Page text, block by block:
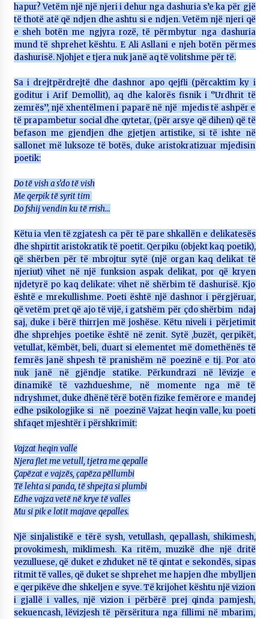
hapur? Vetëm një një njeri i dehur nga dashuria s’e ka për gjë
të thotë atë që ndjen dhe ashtu si e ndjen. Vetëm një njeri që
e sheh botën me ngjyra rozë, të përmbytur nga dashuria
mund të shprehet kështu. E Ali Asllani e njeh botën përmes
dashurisë. Njohjet e tjera nuk janë aq të volitshme për të.
Sa i drejtpërdrejtë dhe dashnor apo qejfli (përcaktim ky i
goditur i Arif Demollit), aq dhe kalorës fisnik i ‘’Urdhrit të
zemrës’’, një xhentëlmen i paparë në një mjedis të ashpër e
të prapambetur social dhe qytetar, (për arsye që dihen) që të
befason me gjendjen dhe gjetjen artistike, si të ishte në
sallonet më luksoze të botës, duke aristokratizuar mjedisin
poetik:
Do të vish a s’do të vish
Me qerpik të syrit tim
Do fshij vendin ku të rrish…
Këtu ia vlen të zgjatesh ca për të pare shkallën e delikatesës
dhe shpirtit aristokratik të poetit. Qerpiku (objekt kaq poetik),
që shërben për të mbrojtur sytë (një organ kaq delikat të
njeriut) vihet në një funksion aspak delikat, por që kryen
njdetyrë po kaq delikate: vihet në shërbim të dashurisë. Kjo
është e mrekullishme. Poeti është një dashnor i përgjëruar,
që vetëm pret që ajo të vijë, i gatshëm për çdo shërbim ndaj
saj, duke i bërë thirrjen më joshëse. Këtu niveli i përjetimit
dhe shprehjes poetike është në zenit. Sytë ,buzët, qerpikët,
vetullat, këmbët, beli, duart si elementet më domethënës të
femrës janë shpesh të pranishëm në poezinë e tij. Por ato
nuk janë në gjëndje statike. Përkundrazi në lëvizje e
dinamikë të vazhdueshme, në momente nga më të
ndryshmet, duke dhënë tërë botën fizike femërore e mandej
edhe psikologjike si në poezinë Vajzat heqin valle, ku poeti
shfaqet mjeshtër i përshkrimit:
Vajzat heqin valle
Njera flet me vetull, tjetra me qepalle
Çapëzat e vajzës, çapëza pëllumbi
Të lehta si panda, të shpejta si plumbi
Edhe vajza vetë në krye të valles
Mu si pik e lotit majave qepalles.
Një sinjalistikë e tërë sysh, vetullash, qepallash, shikimesh,
provokimesh, miklimesh. Ka ritëm, muzikë dhe një dritë
vezulluese, që duket e zhduket në të qintat e sekondës, sipas
ritmit të valles, që duket se shprehet me hapjen dhe mbylljen
e qerpikëve dhe shkeljen e syve. Të krijohet kështu një vizion
i gjallë i valles, një vizion i përbërë prej qinda pamjesh,
sekuencash, lëvizjesh të përsëritura nga fillimi në mbarim,